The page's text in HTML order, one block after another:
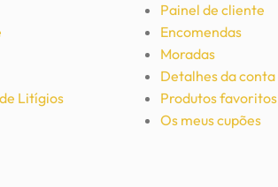
Litígios
Painel de cliente
Encomendas
Moradas
Detalhes da conta
Produtos favoritos
Os meus cupões